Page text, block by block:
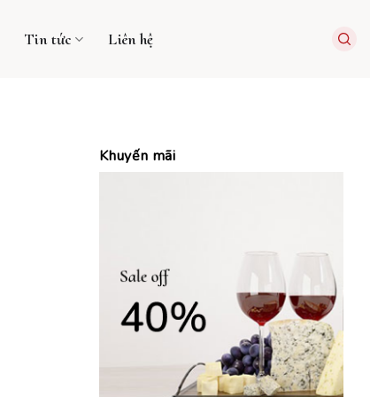
Tin tức Liên hệ
Khuyến mãi